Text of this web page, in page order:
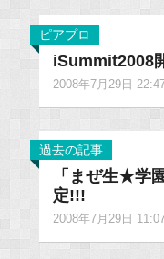
ピアプロ
iSummit2008
2008年7月29日 22:47
過去の記事
「まぜ生★学
定!!!
2008年7月29日 11:07